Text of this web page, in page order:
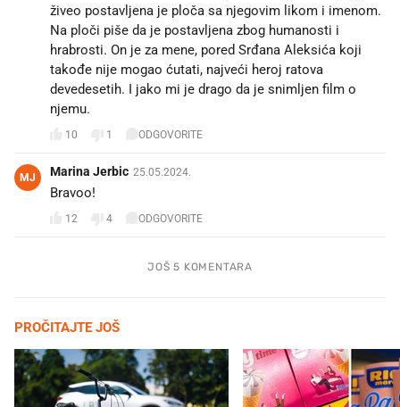
živeo postavljena je ploča sa njegovim likom i imenom.
Na ploči piše da je postavljena zbog humanosti i
hrabrosti. On je za mene, pored Srđana Aleksića koji
takođe nije mogao ćutati, najveći heroj ratova
devedesetih. I jako mi je drago da je snimljen film o
njemu.
10 1 ODGOVORITE
MJ Marina Jerbic 25.05.2024.
Bravoo!
12 4 ODGOVORITE
JOŠ 5 KOMENTARA
PROČITAJTE JOŠ